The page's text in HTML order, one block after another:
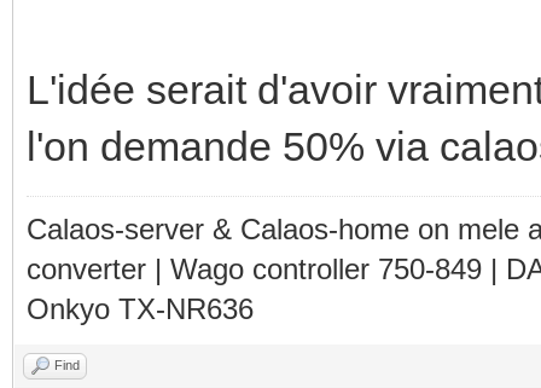
L'idée serait d'avoir
l'on demande 50% via
Calaos-server & Calaos-home on mele
converter | Wago controller 750-849 |
Onkyo TX-NR636
Find